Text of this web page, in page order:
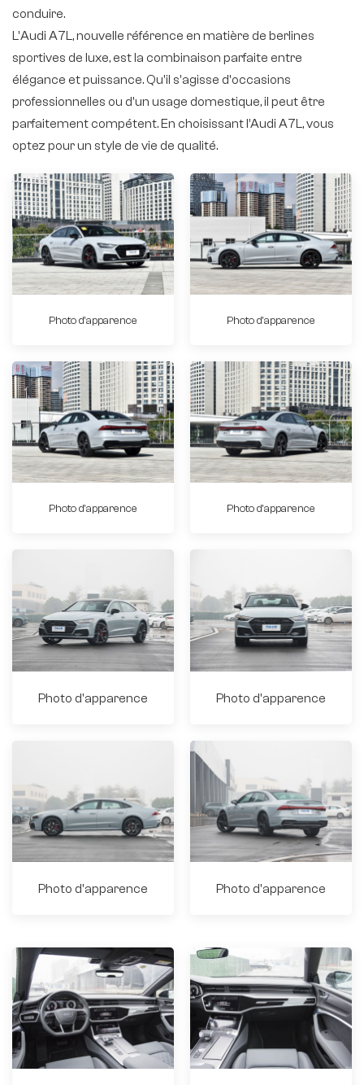
conduire.
L'Audi A7L, nouvelle référence en matière de berlines
sportives de luxe, est la combinaison parfaite entre
élégance et puissance. Qu'il s'agisse d'occasions
professionnelles ou d'un usage domestique, il peut être
parfaitement compétent. En choisissant l’Audi A7L, vous
optez pour un style de vie de qualité.
Photo d'apparence Photo d'apparence
Photo d'apparence Photo d'apparence
Photo d'apparence Photo d'apparence
Photo d'apparence Photo d'apparence